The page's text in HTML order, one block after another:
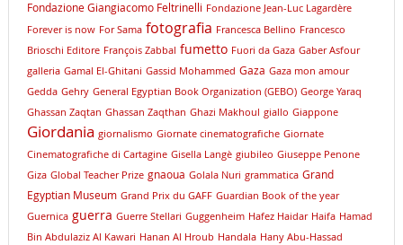
Fondazione Giangiacomo Feltrinelli Fondazione Jean-Luc Lagardère
Forever is now For Sama fotografia Francesca Bellino Francesco
Brioschi Editore François Zabbal fumetto Fuori da Gaza Gaber Asfour
galleria Gamal El-Ghitani Gassid Mohammed Gaza Gaza mon amour
Gedda Gehry General Egyptian Book Organization (GEBO) George Yaraq
Ghassan Zaqtan Ghassan Zaqthan Ghazi Makhoul giallo Giappone
Giordania giornalismo Giornate cinematografiche Giornate
Cinematografiche di Cartagine Gisella Langè giubileo Giuseppe Penone
Giza Global Teacher Prize gnaoua Golala Nuri grammatica Grand
Egyptian Museum Grand Prix du GAFF Guardian Book of the year
Guernica guerra Guerre Stellari Guggenheim Hafez Haidar Haifa Hamad
Bin Abdulaziz Al Kawari Hanan Al Hroub Handala Hany Abu-Hassad